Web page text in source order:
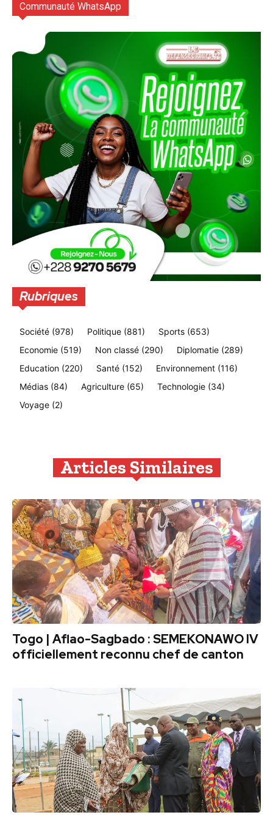
Communauté WhatsApp
Rubriques
Société (978) Politique (881) Sports (653)
Economie (519) Non classé (290) Diplomatie (289)
Education (220) Santé (152) Environnement (116)
Médias (84) Agriculture (65) Technologie (34)
Voyage (2)
Articles Similaires
Togo | Aflao-Sagbado : SEMEKONAWO IV
officiellement reconnu chef de canton